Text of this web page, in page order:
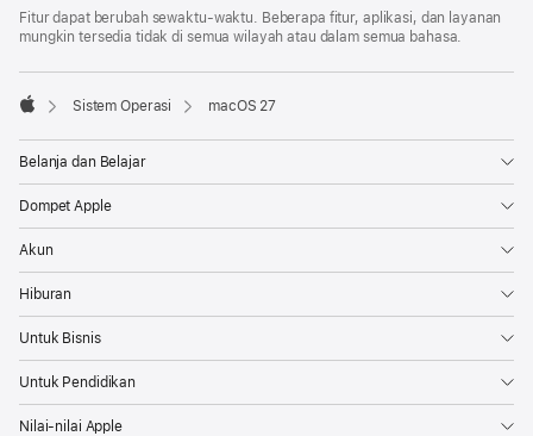
Fitur dapat berubah sewaktu-waktu. Beberapa fitur, aplikasi, dan layanan
mungkin tersedia tidak di semua wilayah atau dalam semua bahasa.

Sistem Operasi macOS 27
Belanja dan Belajar
Dompet Apple
Akun
Hiburan
Untuk Bisnis
Untuk Pendidikan
Nilai-nilai Apple